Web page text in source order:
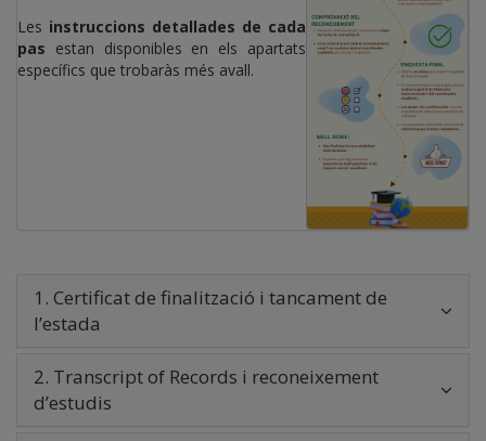
Les instruccions detallades de cada
pas estan disponibles en els apartats
específics que trobaràs més avall.
1. Certificat de finalització i tancament de
l’estada
2. Transcript of Records i reconeixement
d’estudis